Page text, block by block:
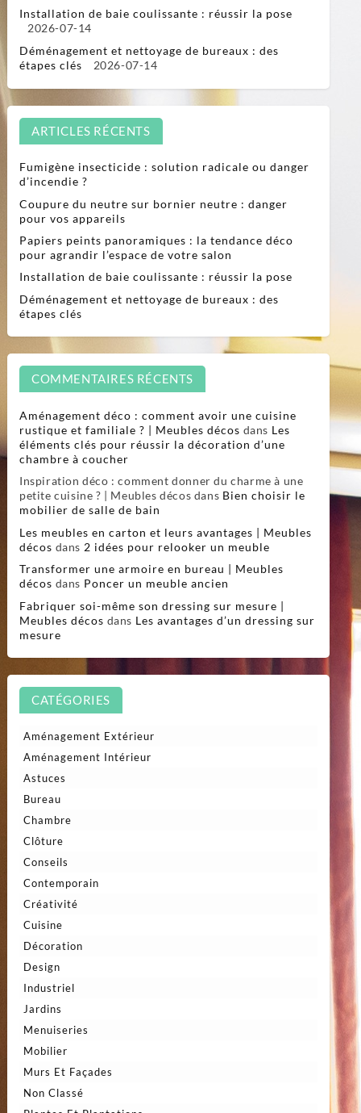
Installation de baie coulissante : réussir la pose
2026-07-14
Déménagement et nettoyage de bureaux : des
étapes clés
2026-07-14
ARTICLES RÉCENTS
Fumigène insecticide : solution radicale ou danger
d’incendie ?
Coupure du neutre sur bornier neutre : danger
pour vos appareils
Papiers peints panoramiques : la tendance déco
pour agrandir l’espace de votre salon
Installation de baie coulissante : réussir la pose
Déménagement et nettoyage de bureaux : des
étapes clés
COMMENTAIRES RÉCENTS
Aménagement déco : comment avoir une cuisine
rustique et familiale ? | Meubles décos dans Les
éléments clés pour réussir la décoration d’une
chambre à coucher
Inspiration déco : comment donner du charme à une
petite cuisine ? | Meubles décos dans Bien choisir le
mobilier de salle de bain
Les meubles en carton et leurs avantages | Meubles
décos dans 2 idées pour relooker un meuble
Transformer une armoire en bureau | Meubles
décos dans Poncer un meuble ancien
Fabriquer soi-même son dressing sur mesure |
Meubles décos dans Les avantages d’un dressing sur
mesure
CATÉGORIES
Aménagement Extérieur
Aménagement Intérieur
Astuces
Bureau
Chambre
Clôture
Conseils
Contemporain
Créativité
Cuisine
Décoration
Design
Industriel
Jardins
Menuiseries
Mobilier
Murs Et Façades
Non Classé